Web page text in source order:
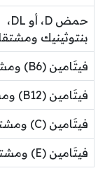
حمض D، أو DL،
بنتوثينيك
فيتَامين (B6) ومشتقاتُه.
فيتَامين (B12) ومشتقاتُه.
فيتَامين (C) ومشتقاتُه
فيتَامين (E) ومشتقاتُه